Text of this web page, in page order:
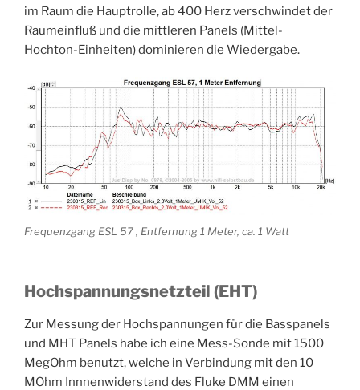
im Raum die Hauptrolle, ab 400 Herz verschwindet der
Raumeinfluß und die mittleren Panels (Mittel-
Hochton-Einheiten) dominieren die Wiedergabe.
Frequenzgang ESL 57 , Entfernung 1 Meter, ca. 1 Watt
Hochspannungsnetzteil (EHT)
Zur Messung der Hochspannungen für die Basspanels
und MHT Panels habe ich eine Mess-Sonde mit 1500
MegOhm benutzt, welche in Verbindung mit den 10
MOhm Innnenwiderstand des Fluke DMM einen